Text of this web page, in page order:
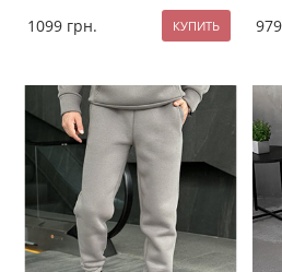
1099 грн.
979